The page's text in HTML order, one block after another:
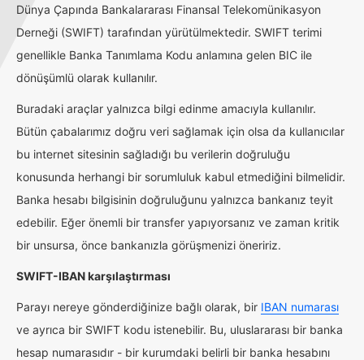
Dünya Çapında Bankalararası Finansal Telekomünikasyon
Derneği (SWIFT) tarafından yürütülmektedir. SWIFT terimi
genellikle Banka Tanımlama Kodu anlamına gelen BIC ile
dönüşümlü olarak kullanılır.
Buradaki araçlar yalnızca bilgi edinme amacıyla kullanılır.
Bütün çabalarımız doğru veri sağlamak için olsa da kullanıcılar
bu internet sitesinin sağladığı bu verilerin doğruluğu
konusunda herhangi bir sorumluluk kabul etmediğini bilmelidir.
Banka hesabı bilgisinin doğruluğunu yalnızca bankanız teyit
edebilir. Eğer önemli bir transfer yapıyorsanız ve zaman kritik
bir unsursa, önce bankanızla görüşmenizi öneririz.
SWIFT-IBAN karşılaştırması
Parayı nereye gönderdiğinize bağlı olarak, bir IBAN numarası
ve ayrıca bir SWIFT kodu istenebilir. Bu, uluslararası bir banka
hesap numarasıdır - bir kurumdaki belirli bir banka hesabını